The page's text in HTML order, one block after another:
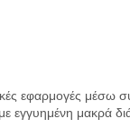
εφαρμογές μέσω
εγγυημένη μακρά